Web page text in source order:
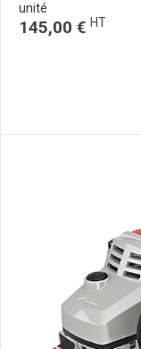
unité
145,00 € HT